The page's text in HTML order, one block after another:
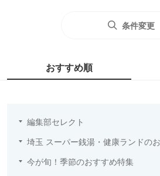
条件変更
おすすめ順
編集部セレクト
埼玉 スーパー銭湯・健康ランドの
今が旬！季節のおすすめ特集